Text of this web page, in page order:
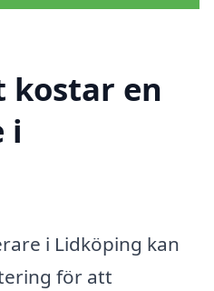
kostar en
i
i Lidköping kan
för att